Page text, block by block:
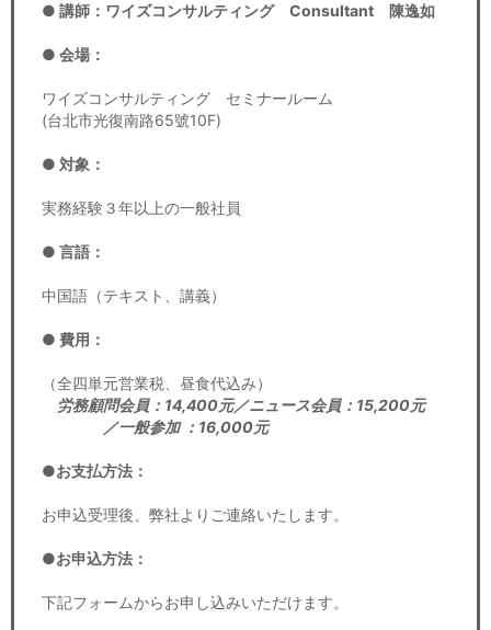
● 講師：ワイズコンサルティング Consultant 陳逸如
● 会場：
ワイズコンサルティング セミナールーム
(台北市光復南路65號10F)
● 対象：
実務経験３年以上の一般社員
● 言語：
中国語（テキスト、講義）
● 費用：
（全四単元営業税、昼食代込み）
労務顧問会員：14,400元／ニュース会員：15,200元
／一般参加 ：16,000元
●お支払方法：
お申込受理後、弊社よりご連絡いたします。
●お申込方法：
下記フォームからお申し込みいただけます。